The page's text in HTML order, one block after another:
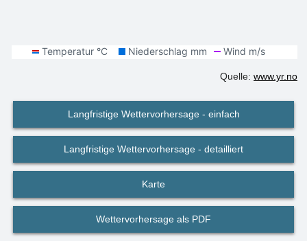
Quelle: www.yr.no
Langfristige Wettervorhersage - einfach
Langfristige Wettervorhersage - detailliert
Karte
Wettervorhersage als PDF